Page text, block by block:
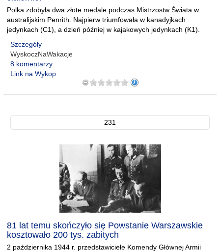
Polka zdobyła dwa złote medale podczas Mistrzostw Świata w
australijskim Penrith. Najpierw triumfowała w kanadyjkach
jedynkach (C1), a dzień później w kajakowych jedynkach (K1).
Szczegóły
WyskoczNaWakacje
8 komentarzy
Link na Wykop
231
81 lat temu skończyło się Powstanie Warszawskie
kosztowało 200 tys. zabitych
2 października 1944 r. przedstawiciele Komendy Głównej Armii